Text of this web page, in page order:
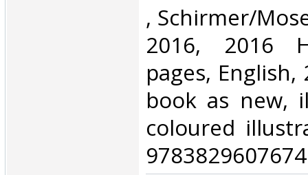
‎, Schirmer/
2016, 2016
pages,
book as new,
coloured